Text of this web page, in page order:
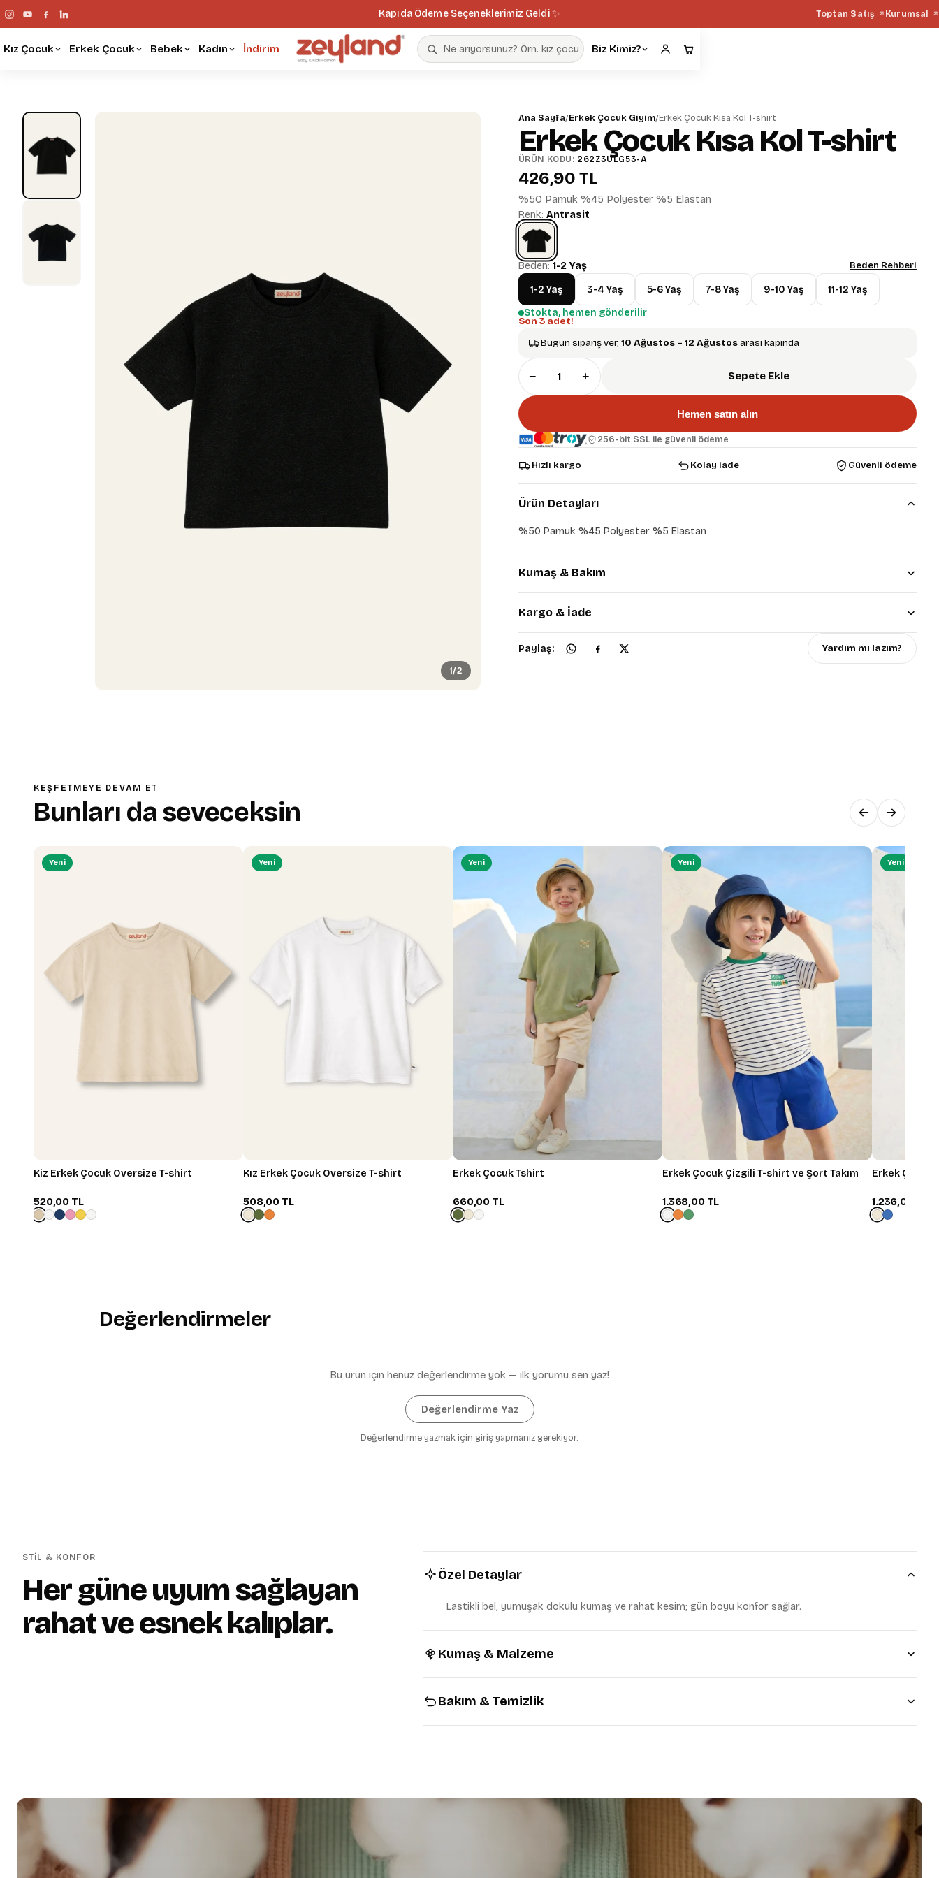
Kapıda Ödeme Seçeneklerimiz Geldi ✨ Toptan Satış Kurumsal
Kız Çocuk Erkek Çocuk Bebek Kadın İndirim Biz Kimiz?
1/2
Ana Sayfa/Erkek Çocuk Giyim/Erkek Çocuk Kısa Kol T-shirt
Erkek Çocuk Kısa Kol T-shirt
ÜRÜN KODU: 262Z3ULG53-A
426,90 TL
%50 Pamuk %45 Polyester %5 Elastan
Renk: Antrasit
Beden: 1-2 Yaş Beden Rehberi
1-2 Yaş 3-4 Yaş 5-6 Yaş 7-8 Yaş 9-10 Yaş
11-12 Yaş
Stokta, hemen gönderilir
Son 3 adet!
Bugün sipariş ver, 10 Ağustos – 12 Ağustosarası kapında
− + Sepete Ekle
Hemen satın alın
256-bit SSL ile güvenli ödeme
Hızlı kargo Kolay iade Güvenli ödeme
Ürün Detayları
%50 Pamuk %45 Polyester %5 Elastan
Kumaş & Bakım
Kargo & İade
Paylaş: Yardım mı lazım?
KEŞFETMEYE DEVAM ET
Bunları da seveceksin
Yeni
Kiz Erkek Çocuk Oversize T-shirt
520,00 TL
Yeni
Kız Erkek Çocuk Oversize T-shirt
508,00 TL
Yeni
Erkek Çocuk Tshirt
660,00 TL
Yeni
Erkek Çocuk Çizgili T-shirt ve Şort Takım
1.368,00 TL
Yeni
Erkek Çocuk
1.236,00 TL
Değerlendirmeler
Bu ürün için henüz değerlendirme yok — ilk yorumu sen yaz!
Değerlendirme Yaz
Değerlendirme yazmak için giriş yapmanız gerekiyor.
STİL & KONFOR
Her güne uyum sağlayan
rahat ve esnek kalıplar.
Özel Detaylar
Lastikli bel, yumuşak dokulu kumaş ve rahat kesim; gün boyu konfor sağlar.
Kumaş & Malzeme
Bakım & Temizlik
Tarafıma ticari elektronik ileti gönderilmesine onay